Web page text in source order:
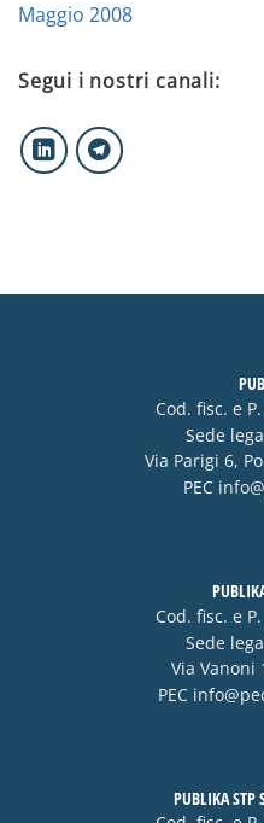
Maggio 2008
Segui i nostri canali:
Cod. fisc. e
Sede
Via Parigi 6,
PEC
Cod. fisc. e
Sede
Via Vanoni
PEC
PUBLIKA STP